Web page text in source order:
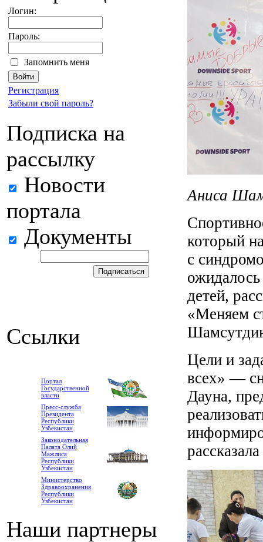
Логин:
Пароль:
Запомнить меня
Регистрация
Забыли свой пароль?
Подписка на
рассылку
Новости
портала
Документы
Ссылки
Портал
Государственной
власти
Пресс-служба
Президента
Республики
Узбекистан
Законодательная
Палата Олий
Мажлиса
Республики
Узбекистан
Министерство
Здравоохранения
Республики
Узбекистан
Наши партнеры
Аниса
который
с
детей,
«Меняем
Цели и
всех» —
Дауна,